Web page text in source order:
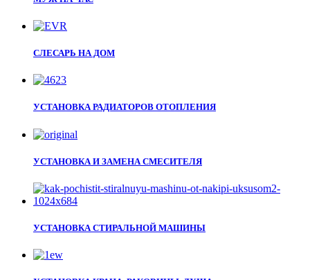
СЛЕСАРЬ НА ДОМ
УСТАНОВКА РАДИАТОРОВ ОТОПЛЕНИЯ
УСТАНОВКА И ЗАМЕНА СМЕСИТЕЛЯ
УСТАНОВКА СТИРАЛЬНОЙ МАШИНЫ